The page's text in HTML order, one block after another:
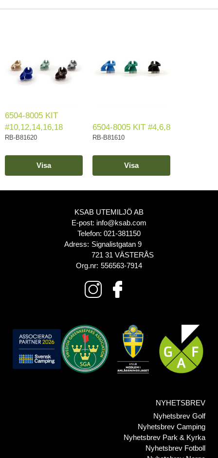
6504-8005 KIT
#10,12,14,16,18
RB-B81620
Visa
6504-8005 KIT #4,6,8
RB-B81610
Visa
KSAB UTEMILJÖ AB
E-post: info@ksab.com
Telefon: 021-381150
Adress: Signalistgatan 9
721 31 VÄSTERÅS
Org.nr: 556563-7914
NYHETSBREV
Nyhetsbrev Golf
Nyhetsbrev Camping
Nyhetsbrev Park & Kyrka
Nyhetsbrev Fotboll